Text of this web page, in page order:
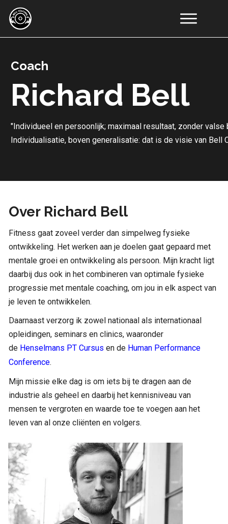
Online
Artikelen
Over
Ons
Coach
Richard Bell
"Individueel en persoonlijk; maximaal resultaat, zonder
Individualisatie, boven generalisatie: dat is de visie van Bell
Over Richard Bell
Fitness gaat zoveel verder dan simpelweg fysieke
ontwikkeling. Het werken aan je doelen gaat gepaard met
mentale groei en ontwikkeling als persoon. Mijn kracht ligt
daarbij dus ook in het combineren van optimale fysieke
progressie met mentale coaching, om jou in elk aspect van
je leven te ontwikkelen.
Daarnaast verzorg ik zowel nationaal als internationaal
opleidingen, seminars en clinics, waaronder
de Henselmans PT Cursus en de Human Performance
Conference.
Mijn missie elke dag is om iets bij te dragen aan de
industrie als geheel en daarbij het kennisniveau van
mensen te vergroten en waarde toe te voegen aan het
leven van al onze cliënten en volgers.